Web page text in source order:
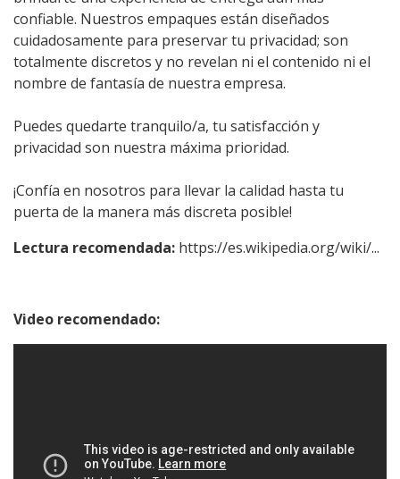
confiable. Nuestros empaques están diseñados
cuidadosamente para preservar tu privacidad; son
totalmente discretos y no revelan ni el contenido ni el
nombre de fantasía de nuestra empresa.
Puedes quedarte tranquilo/a, tu satisfacción y
privacidad son nuestra máxima prioridad.
¡Confía en nosotros para llevar la calidad hasta tu
puerta de la manera más discreta posible!
Lectura recomendada: https://es.wikipedia.org/wiki/...
Video recomendado: